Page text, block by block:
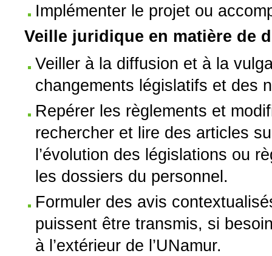
Implémenter le projet ou
Veille juridique en matière de
Veiller à la diffusion et à la
changements législatifs et des
Repérer les règlements et
rechercher et lire des articles
l’évolution des législations ou
les dossiers du personnel.
Formuler des avis
puissent être transmis, si
à l’extérieur de l’UNamur.